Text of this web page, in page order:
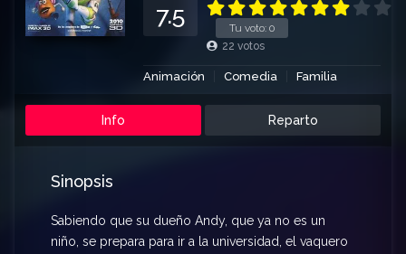
Tu voto: 0
7.5
22 votos
Animación Comedia Familia
Info Reparto
Sinopsis
Sabiendo que su dueño Andy, que ya no es un
niño, se prepara para ir a la universidad, el vaquero